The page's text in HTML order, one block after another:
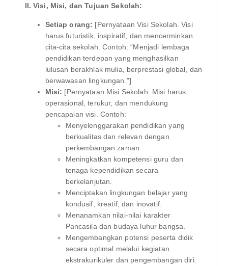
II. Visi, Misi, dan Tujuan Sekolah:
Setiap orang: [Pernyataan Visi Sekolah. Visi
harus futuristik, inspiratif, dan mencerminkan
cita-cita sekolah. Contoh: “Menjadi lembaga
pendidikan terdepan yang menghasilkan
lulusan berakhlak mulia, berprestasi global, dan
berwawasan lingkungan.”]
Misi: [Pernyataan Misi Sekolah. Misi harus
operasional, terukur, dan mendukung
pencapaian visi. Contoh:
Menyelenggarakan pendidikan yang
berkualitas dan relevan dengan
perkembangan zaman.
Meningkatkan kompetensi guru dan
tenaga kependidikan secara
berkelanjutan.
Menciptakan lingkungan belajar yang
kondusif, kreatif, dan inovatif.
Menanamkan nilai-nilai karakter
Pancasila dan budaya luhur bangsa.
Mengembangkan potensi peserta didik
secara optimal melalui kegiatan
ekstrakurikuler dan pengembangan diri.